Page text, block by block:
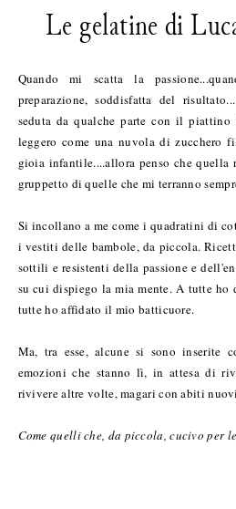
Le gelatine di
Quando mi scatta la
preparazione, soddisfatta del
seduta da qualche parte con il
leggero come una nuvola di zucchero
gioia infantile....allora penso che quella
gruppetto di quelle che mi terranno
Si incollano a me come i quadratini di
i vestiti delle bambole, da piccola.
sottili e resistenti della passione e
su cui dispiego la mia mente. A tutte
tutte ho affidato il mio batticuore.
Ma, tra esse, alcune si sono inserite
emozioni che stanno lì, in attesa di
rivivere altre volte, magari con abiti
Come quelli che, da piccola, cucivo per